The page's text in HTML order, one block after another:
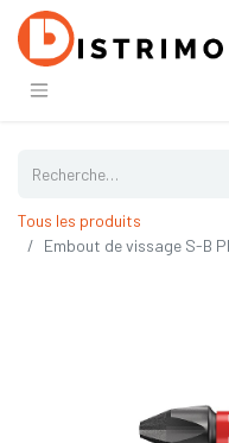
Tous les produits
Embout de vissage S-B